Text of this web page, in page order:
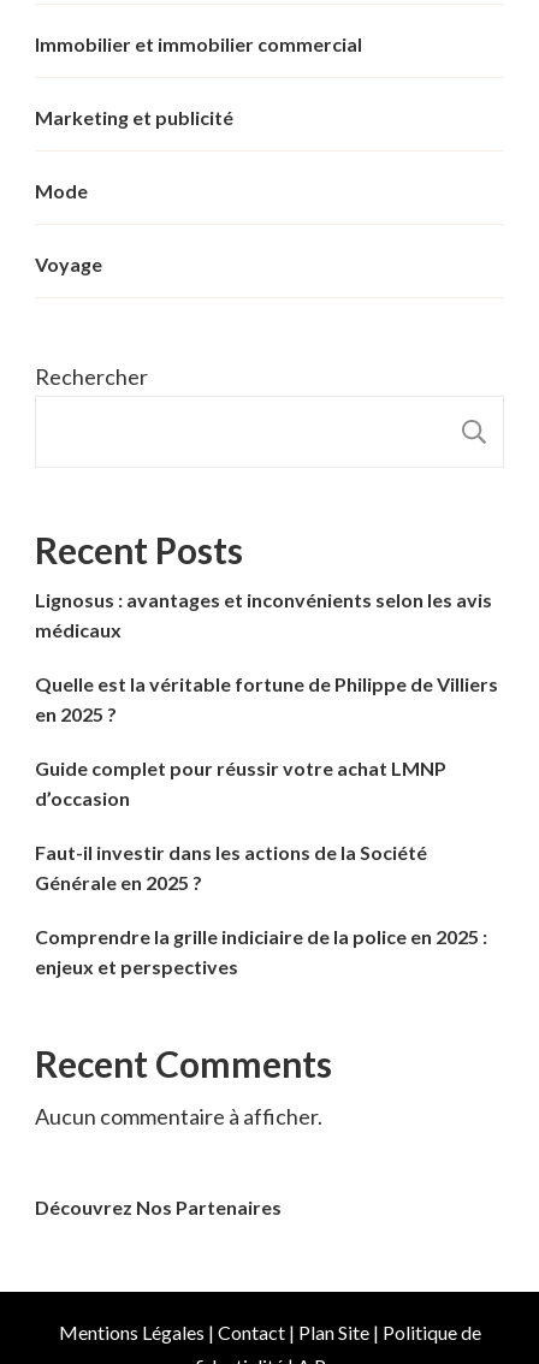
Immobilier et immobilier commercial
Marketing et publicité
Mode
Voyage
Rechercher
Recent Posts
Lignosus : avantages et inconvénients selon les avis
médicaux
Quelle est la véritable fortune de Philippe de Villiers
en 2025 ?
Guide complet pour réussir votre achat LMNP
d’occasion
Faut-il investir dans les actions de la Société
Générale en 2025 ?
Comprendre la grille indiciaire de la police en 2025 :
enjeux et perspectives
Recent Comments
Aucun commentaire à afficher.
Découvrez Nos Partenaires
Mentions Légales | Contact| Plan Site| Politique de